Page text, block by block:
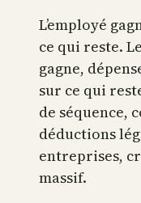
L’employé
ce qui reste.
gagne,
sur ce qui
de séquence,
déductions
entreprises,
massif.